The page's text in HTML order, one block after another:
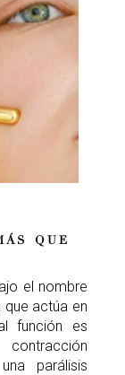
QUE
el nombre
actúa en
función es
parálisis